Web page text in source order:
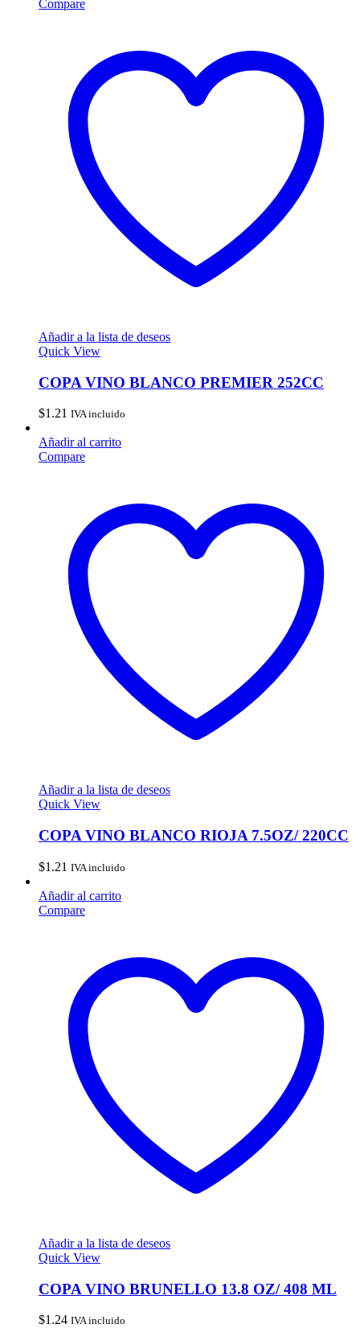
Compare
Añadir a la lista de deseos
Quick View
COPA VINO BLANCO PREMIER 252CC
$1.21 IVA incluido
Añadir al carrito
Compare
Añadir a la lista de deseos
Quick View
COPA VINO BLANCO RIOJA 7.5OZ/ 220CC
$1.21 IVA incluido
Añadir al carrito
Compare
Añadir a la lista de deseos
Quick View
COPA VINO BRUNELLO 13.8 OZ/ 408 ML
$1.24 IVA incluido